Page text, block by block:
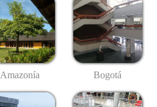
Amazonía Bogotá